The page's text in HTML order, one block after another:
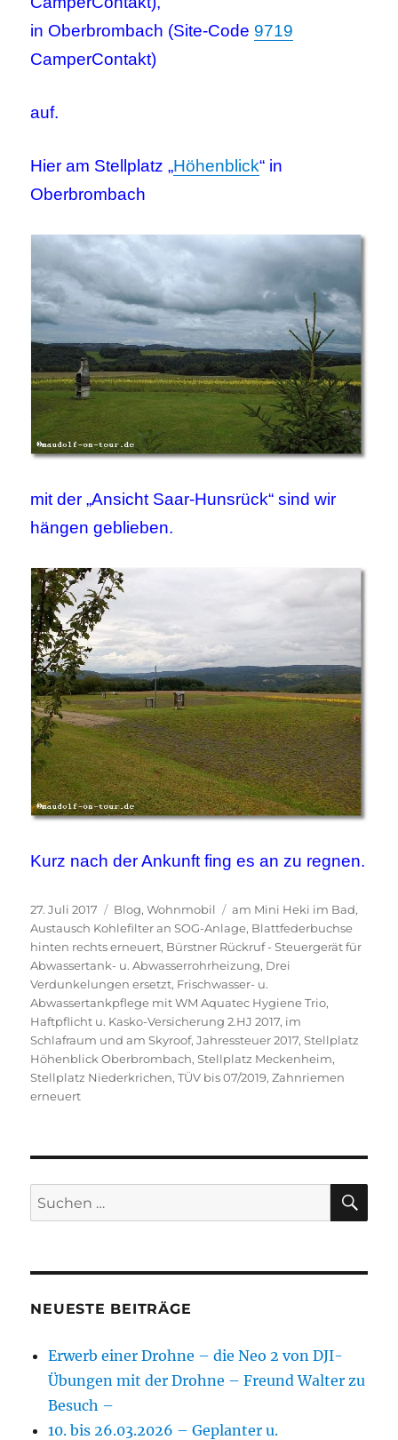
in Oberbrombach (Site-Code 9719
CamperContakt)
auf.
Hier am Stellplatz „Höhenblick“ in
Oberbrombach
mit der „Ansicht Saar-Hunsrück“ sind wir
hängen geblieben.
Kurz nach der Ankunft fing es an zu regnen.
Veröffentlicht
am
27. Juli 2017 Kategorien
Blog,Wohnmobil Schlagwörter
am Mini Heki im Bad,
Austausch Kohlefilter an SOG-Anlage, Blattfederbuchse
hinten rechts erneuert, Bürstner Rückruf - Steuergerät für
Abwassertank- u. Abwasserrohrheizung, Drei
Verdunkelungen ersetzt, Frischwasser- u.
Abwassertankpflege mit WM Aquatec Hygiene Trio,
Haftpflicht u. Kasko-Versicherung 2.HJ 2017, im
Schlafraum und am Skyroof,Jahressteuer 2017,Stellplatz
Höhenblick Oberbrombach,Stellplatz Meckenheim,
Stellplatz Niederkrichen,TÜV bis 07/2019,Zahnriemen
erneuert
Suchen
nach:
NEUESTE BEITRÄGE
Erwerb einer Drohne – die Neo 2 von DJI-
Übungen mit der Drohne – Freund Walter zu
Besuch –
10. bis 26.03.2026 – Geplanter u.